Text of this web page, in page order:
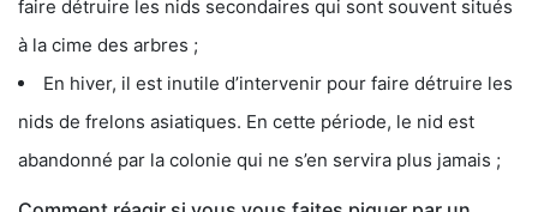
faire détruire les nids secondaires qui sont souvent situés
à la cime des arbres ;
En hiver, il est inutile d’intervenir pour faire détruire les
nids de frelons asiatiques. En cette période, le nid est
abandonné par la colonie qui ne s’en servira plus jamais ;